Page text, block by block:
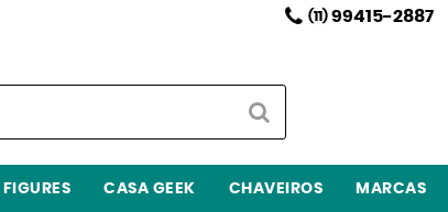
(11)99415-2887
CASA GEEK CHAVEIROS MARCAS